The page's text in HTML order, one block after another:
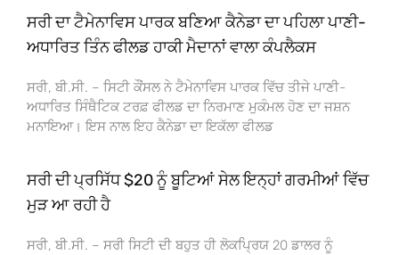
ਸਰੀ ਦਾ ਟੈਮੇਨਾਵਿਸ ਪਾਰਕ ਬਣਿਆ ਕੈਨੇਡਾ ਦਾ ਪਹਿਲਾ ਪਾਣੀ-
ਅਧਾਰਿਤ ਤਿੰਨ ਫੀਲਡ ਹਾਕੀ ਮੈਦਾਨਾਂ ਵਾਲਾ ਕੰਪਲੈਕਸ
ਸਰੀ, ਬੀ.ਸੀ. – ਸਿਟੀ ਕੌਂਸਲ ਨੇ ਟੈਮੇਨਾਵਿਸ ਪਾਰਕ ਵਿੱਚ ਤੀਜੇ ਪਾਣੀ-
ਅਧਾਰਿਤ ਸਿੰਥੈਟਿਕ ਟਰਫ਼ ਫੀਲਡ ਦਾ ਨਿਰਮਾਣ ਮੁਕੰਮਲ ਹੋਣ ਦਾ ਜਸ਼ਨ
ਮਨਾਇਆ। ਇਸ ਨਾਲ ਇਹ ਕੈਨੇਡਾ ਦਾ ਇਕੱਲਾ ਫੀਲਡ
ਸਰੀ ਦੀ ਪ੍ਰਸਿੱਧ $20 ਨੂੰ ਬੂਟਿਆਂ ਸੇਲ ਇਨ੍ਹਾਂ ਗਰਮੀਆਂ ਵਿੱਚ
ਮੁੜ ਆ ਰਹੀ ਹੈ
ਸਰੀ, ਬੀ.ਸੀ. – ਸਰੀ ਸਿਟੀ ਦੀ ਬਹੁਤ ਹੀ ਲੋਕਪ੍ਰਿਯ 20 ਡਾਲਰ ਨੂੰ